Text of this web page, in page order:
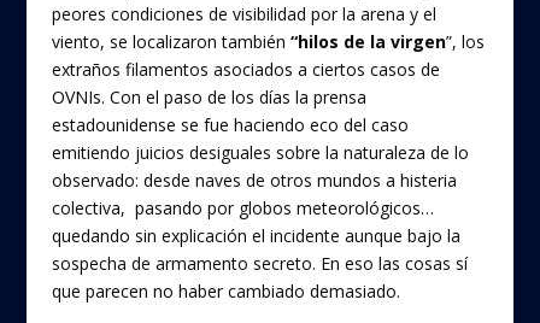
peores condiciones de visibilidad por la arena y el
viento, se localizaron también “hilos de la virgen”, los
extraños filamentos asociados a ciertos casos de
OVNIs. Con el paso de los días la prensa
estadounidense se fue haciendo eco del caso
emitiendo juicios desiguales sobre la naturaleza de lo
observado: desde naves de otros mundos a histeria
colectiva, pasando por globos meteorológicos…
quedando sin explicación el incidente aunque bajo la
sospecha de armamento secreto. En eso las cosas sí
que parecen no haber cambiado demasiado.